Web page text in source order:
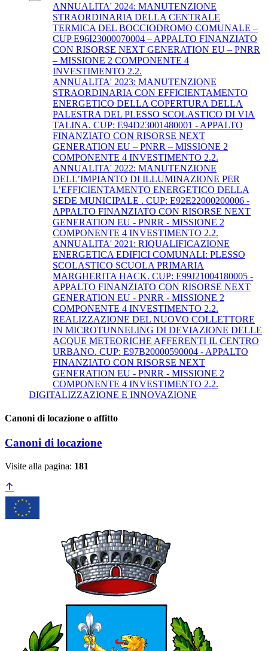
ANNUALITA' 2024: MANUTENZIONE
STRAORDINARIA DELLA CENTRALE
TERMICA DEL BOCCIODROMO COMUNALE –
CUP E96I23000070004 – APPALTO FINANZIATO
CON RISORSE NEXT GENERATION EU – PNRR
– MISSIONE 2 COMPONENTE 4
INVESTIMENTO 2.2.
ANNUALITA' 2023: MANUTENZIONE
STRAORDINARIA CON EFFICIENTAMENTO
ENERGETICO DELLA COPERTURA DELLA
PALESTRA DEL PLESSO SCOLASTICO DI VIA
TALINA. CUP: E94D23001480001 - APPALTO
FINANZIATO CON RISORSE NEXT
GENERATION EU – PNRR – MISSIONE 2
COMPONENTE 4 INVESTIMENTO 2.2.
ANNUALITA' 2022: MANUTENZIONE
DELL’IMPIANTO DI ILLUMINAZIONE PER
L’EFFICIENTAMENTO ENERGETICO DELLA
SEDE MUNICIPALE . CUP: E92E22000200006 -
APPALTO FINANZIATO CON RISORSE NEXT
GENERATION EU - PNRR - MISSIONE 2
COMPONENTE 4 INVESTIMENTO 2.2.
ANNUALITA' 2021: RIQUALIFICAZIONE
ENERGETICA EDIFICI COMUNALI: PLESSO
SCOLASTICO SCUOLA PRIMARIA
MARGHERITA HACK. CUP: E99J21004180005 -
APPALTO FINANZIATO CON RISORSE NEXT
GENERATION EU - PNRR - MISSIONE 2
COMPONENTE 4 INVESTIMENTO 2.2.
REALIZZAZIONE DEL NUOVO COLLETTORE
IN MICROTUNNELING DI DEVIAZIONE DELLE
ACQUE METEORICHE AFFERENTI IL CENTRO
URBANO. CUP: E97B20000590004 - APPALTO
FINANZIATO CON RISORSE NEXT
GENERATION EU - PNRR - MISSIONE 2
COMPONENTE 4 INVESTIMENTO 2.2.
DIGITALIZZAZIONE E INNOVAZIONE
Canoni di locazione o affitto
Canoni di locazione
Visite alla pagina: 181